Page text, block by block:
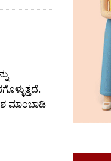
ಮಾಂಬಾಡಿ